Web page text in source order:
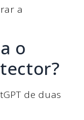
a
o
de duas